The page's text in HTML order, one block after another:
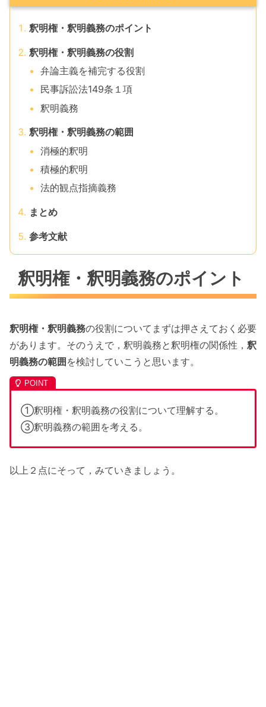
釈明権・釈明義務のポイント
釈明権・釈明義務の役割
弁論主義を補完する役割
民事訴訟法149条１項
釈明義務
釈明権・釈明義務の範囲
消極的釈明
積極的釈明
法的観点指摘義務
まとめ
参考文献
釈明権・釈明義務のポイント
釈明権・釈明義務の役割についてまずは押さえておく必要
があります。そのうえで，釈明義務と釈明権の関係性， 釈
明義務の範囲を検討していこうと思います。
①釈明権・釈明義務の役割について理解する。
③釈明義務の範囲を考える。
以上２点にそって，みていきましょう。